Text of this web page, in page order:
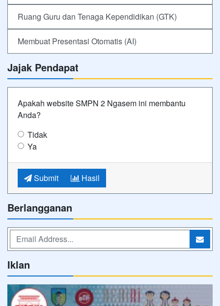
Ruang Guru dan Tenaga Kependidikan (GTK)
Membuat Presentasi Otomatis (AI)
Jajak Pendapat
Apakah website SMPN 2 Ngasem ini membantu
Anda?
Tidak
Ya
Submit Hasil
Berlangganan
Iklan